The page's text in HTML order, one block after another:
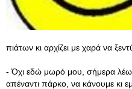
πιάτων κι αρχίζει με χαρά να
- Όχι εδώ μωρό μου, σήμερα
απέναντι πάρκο, να κάνουμε κι